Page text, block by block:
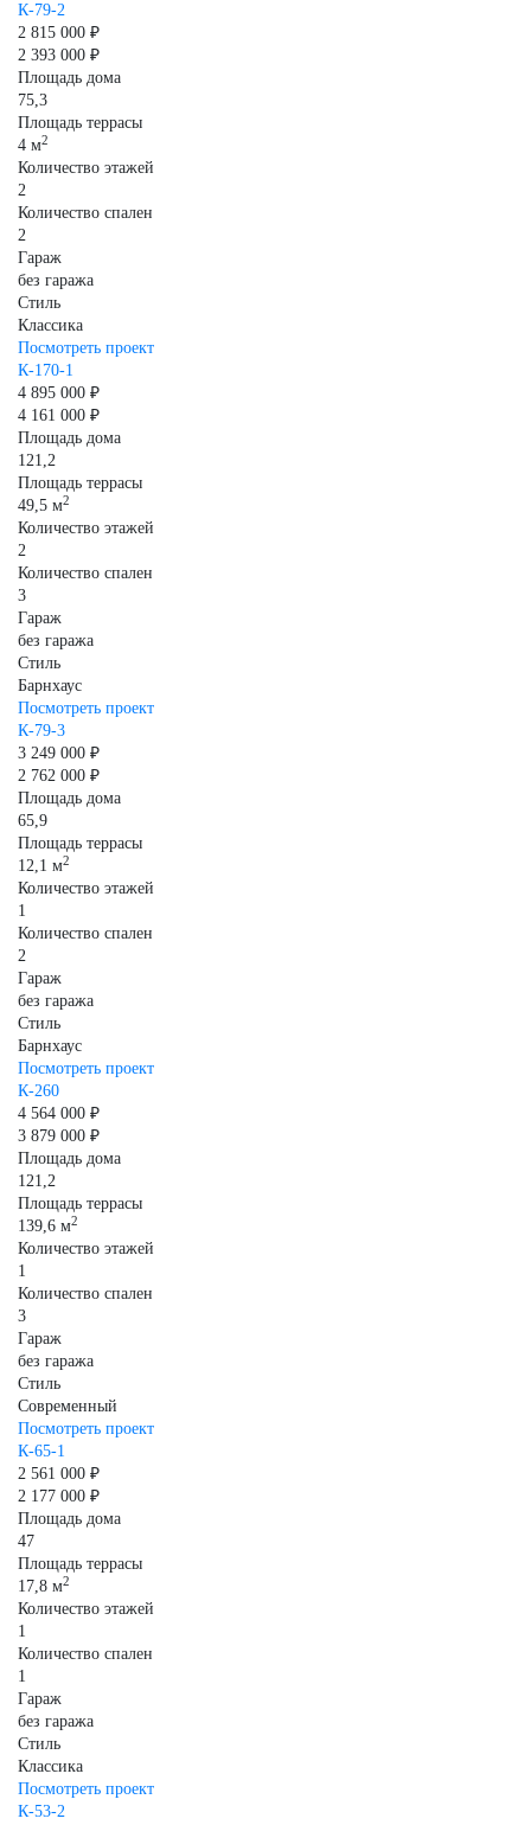
К-79-2
2 815 000 ₽
2 393 000 ₽
Площадь дома
75,3
Площадь террасы
4 м2
Количество этажей
2
Количество спален
2
Гараж
без гаража
Стиль
Классика
Посмотреть проект
К-170-1
4 895 000 ₽
4 161 000 ₽
Площадь дома
121,2
Площадь террасы
49,5 м2
Количество этажей
2
Количество спален
3
Гараж
без гаража
Стиль
Барнхаус
Посмотреть проект
К-79-3
3 249 000 ₽
2 762 000 ₽
Площадь дома
65,9
Площадь террасы
12,1 м2
Количество этажей
1
Количество спален
2
Гараж
без гаража
Стиль
Барнхаус
Посмотреть проект
К-260
4 564 000 ₽
3 879 000 ₽
Площадь дома
121,2
Площадь террасы
139,6 м2
Количество этажей
1
Количество спален
3
Гараж
без гаража
Стиль
Современный
Посмотреть проект
К-65-1
2 561 000 ₽
2 177 000 ₽
Площадь дома
47
Площадь террасы
17,8 м2
Количество этажей
1
Количество спален
1
Гараж
без гаража
Стиль
Классика
Посмотреть проект
К-53-2